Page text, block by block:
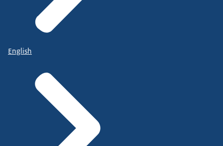
English